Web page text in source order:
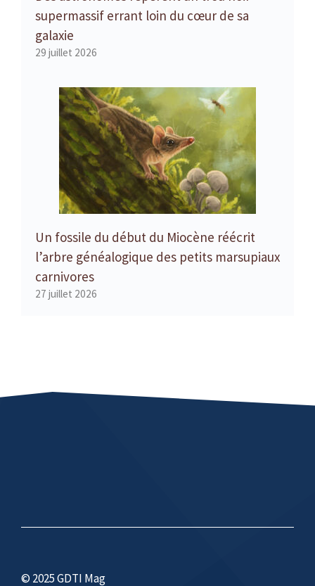
supermassif errant loin du cœur de sa
galaxie
29 juillet 2026
Un fossile du début du Miocène réécrit
l’arbre généalogique des petits marsupiaux
carnivores
27 juillet 2026
© 2025 GDTI Mag